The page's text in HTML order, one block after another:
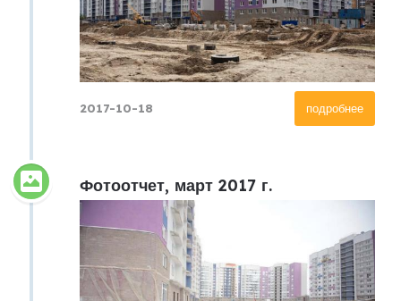
подробнее
2017-10-18
Фотоотчет, март 2017 г.